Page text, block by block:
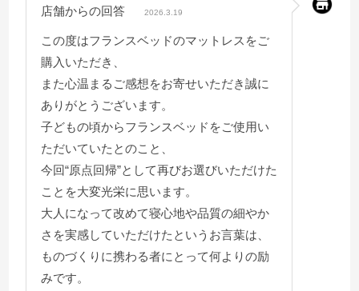
改めて感じました。
マットレスの寿命もあるかと思いますが
大切に末永く使っていきたいと思います。
組み立てに来てくださった業者さんも
感じの良い方で全てに満足です。
ありがとうございました。
店舗からの回答 2026.3.19
この度はフランスベッドのマットレスをご
購入いただき、
また心温まるご感想をお寄せいただき誠に
ありがとうございます。
子どもの頃からフランスベッドをご使用い
ただいていたとのこと、
今回“原点回帰”として再びお選びいただけた
ことを大変光栄に思います。
大人になって改めて寝心地や品質の細やか
さを実感していただけたというお言葉は、
ものづくりに携わる者にとって何よりの励
みです。